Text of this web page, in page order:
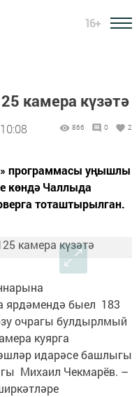
16+
камера күзәтә
866 0 2
программасы уңышлы
көндә Чаллыда
тоташтырылган.
ярдәмендә быел 183
очрагы булдырлмый
куярга
идарәсе башлыгы
Михаил Чекмарёв. –